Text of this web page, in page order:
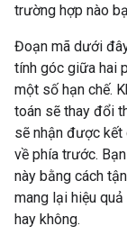
trường hợp nào
Đoạn mã dưới
tính góc giữa hai
một số hạn chế.
toán sẽ thay đổi
sẽ nhận được kết
về phía trước.
này bằng cách
mang lại hiệu
hay không.